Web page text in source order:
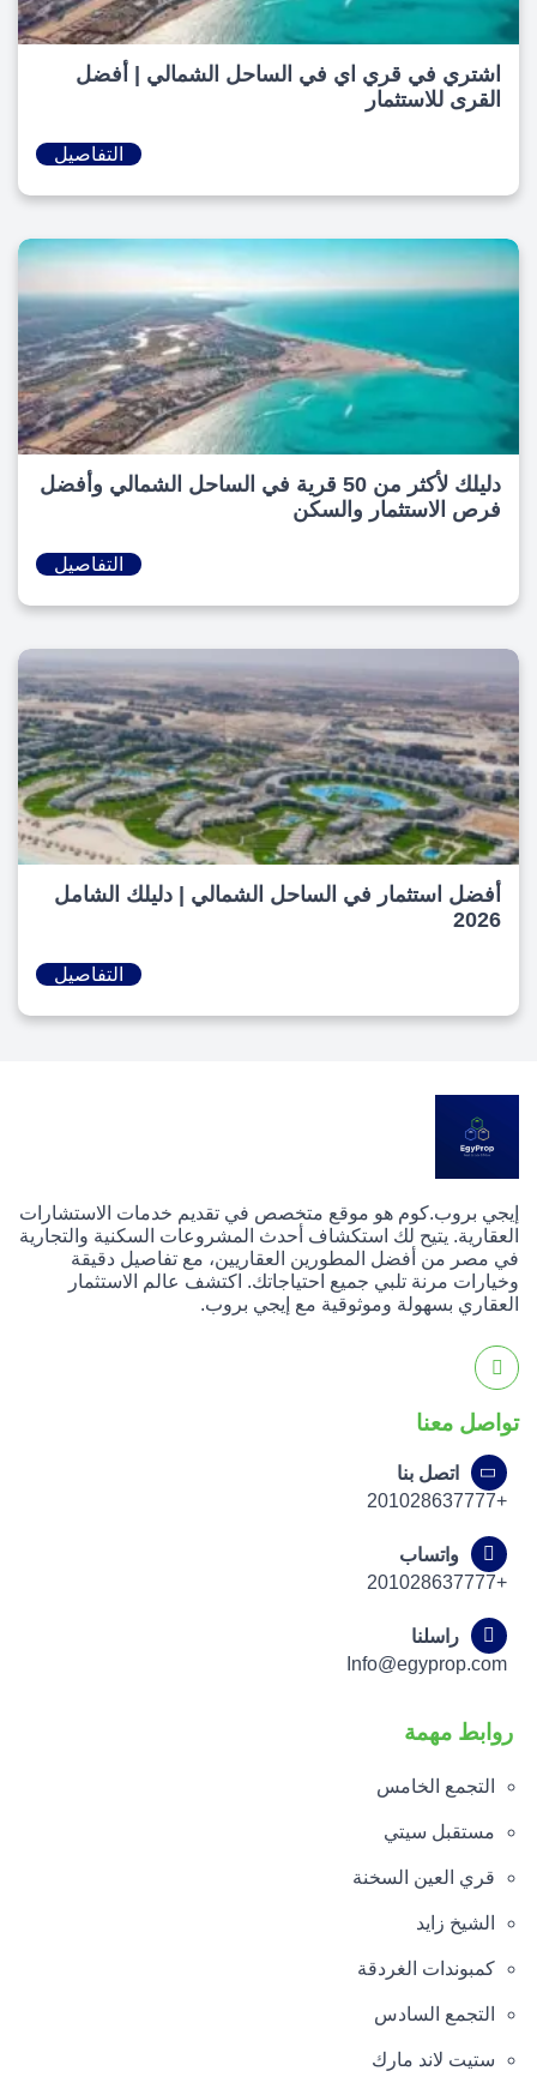
اشتري في قري اي في الساحل الشمالي | أفضل
القرى للاستثمار
التفاصيل
دليلك لأكثر من 50 قرية في الساحل الشمالي وأفضل
فرص الاستثمار والسكن
التفاصيل
أفضل استثمار في الساحل الشمالي | دليلك الشامل
2026
التفاصيل
إيجي بروب.كوم هو موقع متخصص في تقديم خدمات الاستشارات
العقارية. يتيح لك استكشاف أحدث المشروعات السكنية والتجارية
في مصر من أفضل المطورين العقاريين، مع تفاصيل دقيقة
وخيارات مرنة تلبي جميع احتياجاتك. اكتشف عالم الاستثمار
العقاري بسهولة وموثوقية مع إيجي بروب.
تواصل معنا
اتصل بنا
+201028637777
واتساب
+201028637777
راسلنا
Info@egyprop.com
روابط مهمة
التجمع الخامس
مستقبل سيتي
قري العين السخنة
الشيخ زايد
كمبوندات الغردقة
التجمع السادس
ستيت لاند مارك